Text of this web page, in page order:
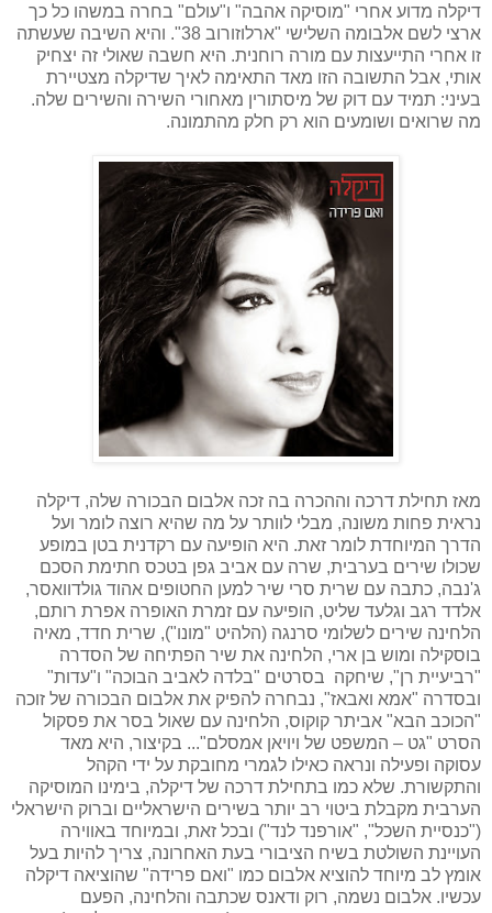
דיקלה מדוע אחרי "מוסיקה אהבה" ו"עולם" בחרה במשהו כל כך
ארצי לשם אלבומה השלישי "ארלוזורוב 38". והיא השיבה שעשתה
זו אחרי התייעצות עם מורה רוחנית. היא חשבה שאולי זה יצחיק
אותי, אבל התשובה הזו מאד התאימה לאיך שדיקלה מצטיירת
בעיני: תמיד עם דוק של מיסתורין מאחורי השירה והשירים שלה.
מה שרואים ושומעים הוא רק חלק מהתמונה.
מאז תחילת דרכה וההכרה בה זכה אלבום הבכורה שלה, דיקלה
נראית פחות משונה, מבלי לוותר על מה שהיא רוצה לומר ועל
הדרך המיוחדת לומר זאת. היא הופיעה עם רקדנית בטן במופע
שכולו שירים בערבית, שרה עם אביב גפן בטכס חתימת הסכם
ג'נבה, כתבה עם שרית סרי שיר למען החטופים אהוד גולדוואסר,
אלדד רגב וגלעד שליט, הופיעה עם זמרת האופרה אפרת רותם,
הלחינה שירים לשלומי סרנגה (הלהיט "מונו"), שרית חדד, מאיה
בוסקילה ומוש בן ארי, הלחינה את שיר הפתיחה של הסדרה
"רביעיית רן", שיחקה בסרטים "בלדה לאביב הבוכה" ו"עדות"
ובסדרה "אמא ואבאז", נבחרה להפיק את אלבום הבכורה של זוכה
"הכוכב הבא" אביתר קוקוס, הלחינה עם שאול בסר את פסקול
הסרט "גט – המשפט של ויויאן אמסלם"... בקיצור, היא מאד
עסוקה ופעילה ונראה כאילו לגמרי מחובקת על ידי הקהל
והתקשורת. שלא כמו בתחילת דרכה של דיקלה, בימינו המוסיקה
הערבית מקבלת ביטוי רב יותר בשירים הישראליים וברוק הישראלי
("כנסיית השכל", "אורפנד לנד") ובכל זאת, ובמיוחד באווירה
העויינת השולטת בשיח הציבורי בעת האחרונה, צריך להיות בעל
אומץ לב מיוחד להוציא אלבום כמו "ואם פרידה" שהוציאה דיקלה
עכשיו. אלבום נשמה, רוק ודאנס שכתבה והלחינה, הפעם